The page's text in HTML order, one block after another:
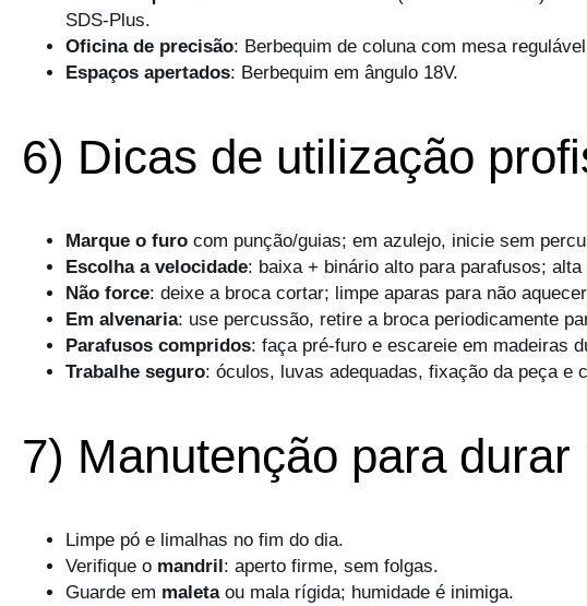
SDS-Plus.
Oficina de precisão: Berbequim de coluna com mesa
Espaços apertados: Berbequim em ângulo 18V.
6) Dicas de utilização
Marque o furo com punção/guias; em azulejo, inicie sem
Escolha a velocidade: baixa + binário alto para parafusos;
Não force: deixe a broca cortar; limpe aparas para não
Em alvenaria: use percussão, retire a broca periodicamente
Parafusos compridos: faça pré-furo e escareie em madeiras
Trabalhe seguro: óculos, luvas adequadas, fixação da peça e
7) Manutenção para durar
Limpe pó e limalhas no fim do dia.
Verifique o mandril: aperto firme, sem folgas.
Guarde em maletaou mala rígida; humidade é inimiga.